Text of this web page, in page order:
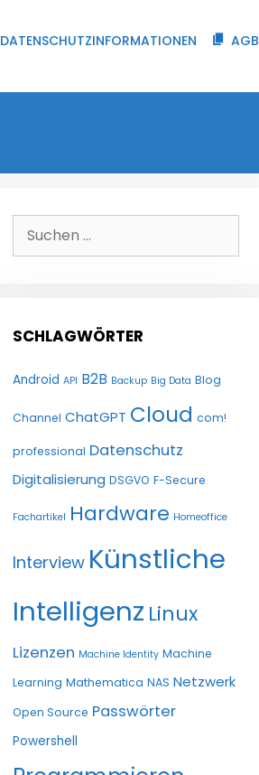
DATENSCHUTZINFORMATIONEN AGB
Suchen
nach:
SCHLAGWÖRTER
Android API B2B Backup Big Data Blog
Channel ChatGPT Cloud com!
professional Datenschutz
Digitalisierung DSGVO F-Secure
Fachartikel Hardware Homeoffice
Interview Künstliche
Intelligenz Linux
Lizenzen Machine Identity Machine
Learning Mathematica NAS Netzwerk
Open Source Passwörter
Powershell